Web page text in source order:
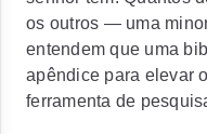
os outros — uma
entendem que uma
apêndice para elevar
ferramenta de